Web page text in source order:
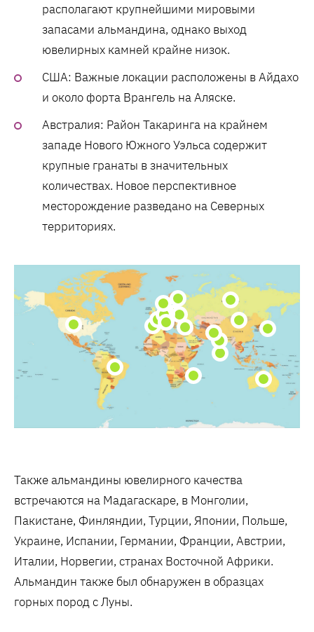
располагают крупнейшими мировыми
запасами альмандина, однако выход
ювелирных камней крайне низок.
США: Важные локации расположены в Айдахо
и около форта Врангель на Аляске.
Австралия: Район Такаринга на крайнем
западе Нового Южного Уэльса содержит
крупные гранаты в значительных
количествах. Новое перспективное
месторождение разведано на Северных
территориях.
Также альмандины ювелирного качества
встречаются на Мадагаскаре, в Монголии,
Пакистане, Финляндии, Турции, Японии, Польше,
Украине, Испании, Германии, Франции, Австрии,
Италии, Норвегии, странах Восточной Африки.
Альмандин также был обнаружен в образцах
горных пород с Луны.